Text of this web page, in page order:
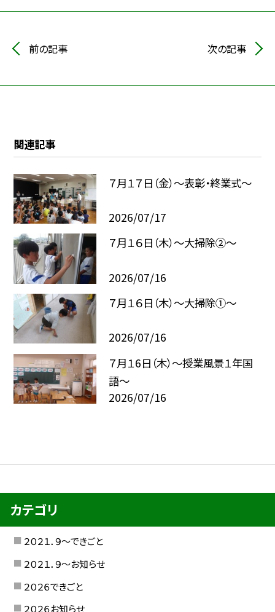
前の記事 次の記事
関連記事
７月１７日（金）～表彰・終業式～
2026/07/17
７月１６日（木）～大掃除②～
2026/07/16
７月１６日（木）～大掃除①～
2026/07/16
７月１6日（木）～授業風景１年国
語～
2026/07/16
カテゴリ
２０２１．９〜できごと
２０２１．９〜お知らせ
２０２６できごと
２０２６お知らせ